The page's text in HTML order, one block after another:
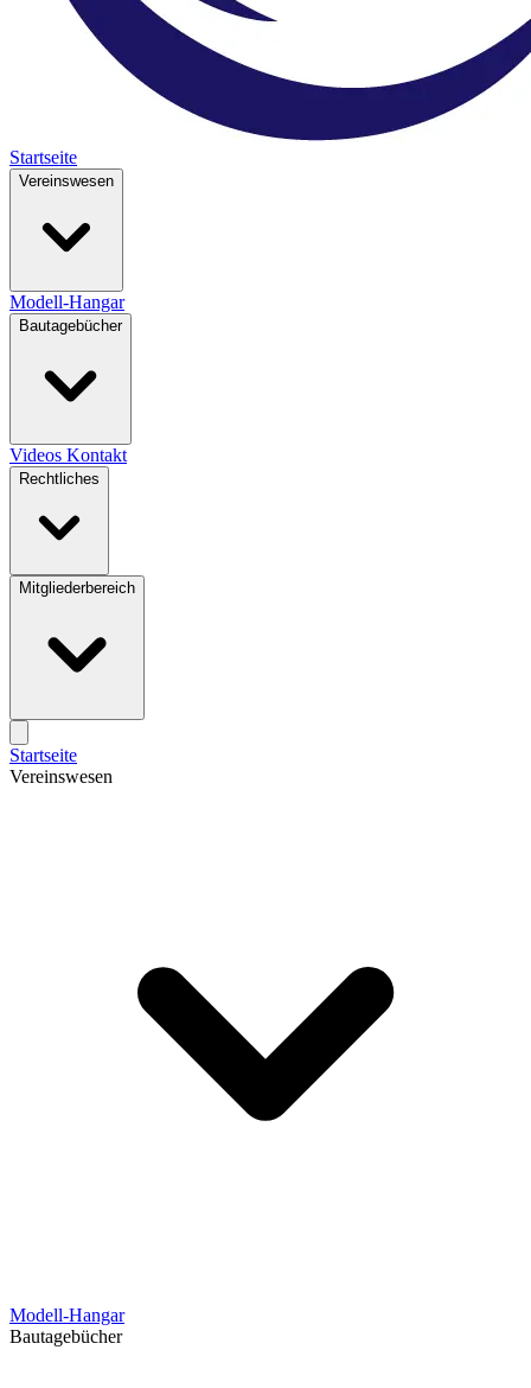
Startseite
Vereinswesen
Modell-Hangar
Bautagebücher
Videos Kontakt
Rechtliches
Mitgliederbereich
Startseite
Vereinswesen
Modell-Hangar
Bautagebücher